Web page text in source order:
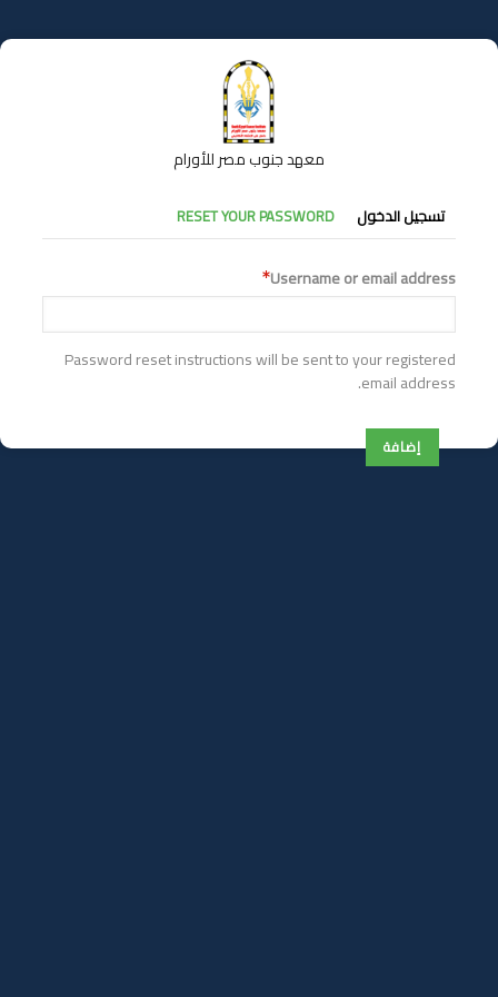
إلى
المحتوى
معهد جنوب مصر للأورام
التبويبات
الأساسية
تسجيل الدخول RESET YOUR PASSWORD
Username or email address
Password reset instructions will be sent to your registered
email address.